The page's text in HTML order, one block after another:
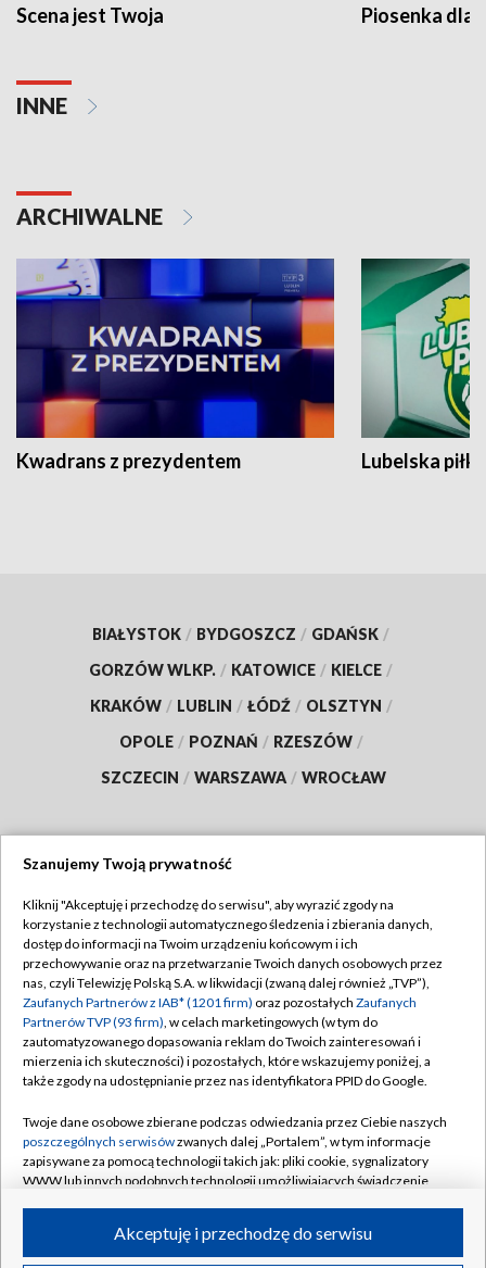
Scena jest Twoja Piosenka dla
INNE
ARCHIWALNE
Kwadrans z prezydentem Lubelska piłka
BIAŁYSTOK / BYDGOSZCZ / GDAŃSK /
GORZÓW WLKP. / KATOWICE / KIELCE /
KRAKÓW / LUBLIN / ŁÓDŹ / OLSZTYN /
OPOLE / POZNAŃ / RZESZÓW /
SZCZECIN / WARSZAWA / WROCŁAW
TVP
Abonament TVP
Emisja w TVP
Centrum informacji TVP
Naziemna Telewizja Cyfrowa
Rada Programowa
System NOS
Informacje o nadawcy
Program dla prasy
Regulamin TVP
Polityka prywatności
Moje zgody
Pomoc
Kontakt
Kanały
Szanujemy Twoją prywatność
Kliknij "Akceptuję i przechodzę do serwisu", aby wyrazić zgody na
korzystanie z technologii automatycznego śledzenia i zbierania danych,
dostęp do informacji na Twoim urządzeniu końcowym i ich
przechowywanie oraz na przetwarzanie Twoich danych osobowych przez
nas, czyli Telewizję Polską S.A. w likwidacji (zwaną dalej również „TVP”),
Zaufanych Partnerów z IAB* (1201 firm) oraz pozostałych Zaufanych
Partnerów TVP (93 firm), w celach marketingowych (w tym do
zautomatyzowanego dopasowania reklam do Twoich zainteresowań i
mierzenia ich skuteczności) i pozostałych, które wskazujemy poniżej, a
także zgody na udostępnianie przez nas identyfikatora PPID do Google.
Twoje dane osobowe zbierane podczas odwiedzania przez Ciebie naszych
poszczególnych serwisówzwanych dalej „Portalem”, w tym informacje
zapisywane za pomocą technologii takich jak: pliki cookie, sygnalizatory
WWW lub innych podobnych technologii umożliwiających świadczenie
ruchu w Internecie.Akceptuję i przechodzę do serwisu